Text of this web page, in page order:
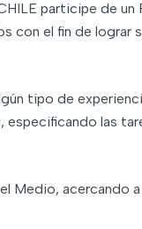
participe de un
con el fin de lograr
tipo de
especificando las
Medio, acercando